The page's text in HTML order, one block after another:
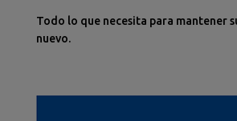
Todo lo que necesita para mantener
nuevo.